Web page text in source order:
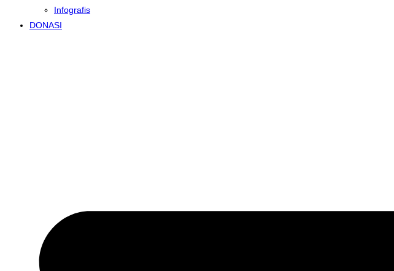
Infografis
DONASI